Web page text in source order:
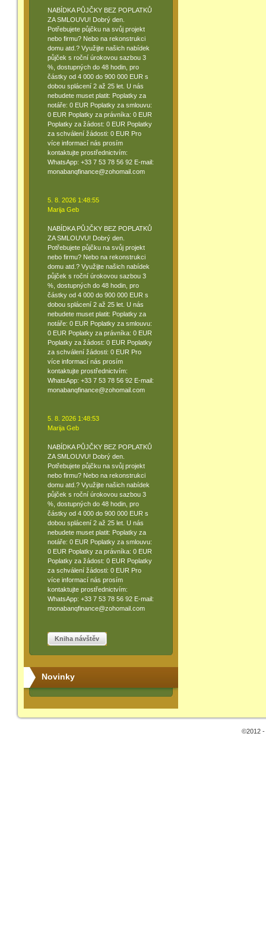
NABÍDKA PŮJČKY BEZ POPLATKŮ
ZA SMLOUVU! Dobrý den.
Potřebujete půjčku na svůj projekt
nebo firmu? Nebo na rekonstrukci
domu atd.? Využijte našich nabídek
půjček s roční úrokovou sazbou 3
%, dostupných do 48 hodin, pro
částky od 4 000 do 900 000 EUR s
dobou splácení 2 až 25 let. U nás
nebudete muset platit: Poplatky za
notáře: 0 EUR Poplatky za smlouvu:
0 EUR Poplatky za právníka: 0 EUR
Poplatky za žádost: 0 EUR Poplatky
za schválení žádosti: 0 EUR Pro
více informací nás prosím
kontaktujte prostřednictvím:
WhatsApp: +33 7 53 78 56 92 E-mail:
monabanqfinance@zohomail.com
5. 8. 2026 1:48:55
Marija Geb
NABÍDKA PŮJČKY BEZ POPLATKŮ
ZA SMLOUVU! Dobrý den.
Potřebujete půjčku na svůj projekt
nebo firmu? Nebo na rekonstrukci
domu atd.? Využijte našich nabídek
půjček s roční úrokovou sazbou 3
%, dostupných do 48 hodin, pro
částky od 4 000 do 900 000 EUR s
dobou splácení 2 až 25 let. U nás
nebudete muset platit: Poplatky za
notáře: 0 EUR Poplatky za smlouvu:
0 EUR Poplatky za právníka: 0 EUR
Poplatky za žádost: 0 EUR Poplatky
za schválení žádosti: 0 EUR Pro
více informací nás prosím
kontaktujte prostřednictvím:
WhatsApp: +33 7 53 78 56 92 E-mail:
monabanqfinance@zohomail.com
5. 8. 2026 1:48:53
Marija Geb
NABÍDKA PŮJČKY BEZ POPLATKŮ
ZA SMLOUVU! Dobrý den.
Potřebujete půjčku na svůj projekt
nebo firmu? Nebo na rekonstrukci
domu atd.? Využijte našich nabídek
půjček s roční úrokovou sazbou 3
%, dostupných do 48 hodin, pro
částky od 4 000 do 900 000 EUR s
dobou splácení 2 až 25 let. U nás
nebudete muset platit: Poplatky za
notáře: 0 EUR Poplatky za smlouvu:
0 EUR Poplatky za právníka: 0 EUR
Poplatky za žádost: 0 EUR Poplatky
za schválení žádosti: 0 EUR Pro
více informací nás prosím
kontaktujte prostřednictvím:
WhatsApp: +33 7 53 78 56 92 E-mail:
monabanqfinance@zohomail.com
Kniha návštěv
Novinky
©2012 -